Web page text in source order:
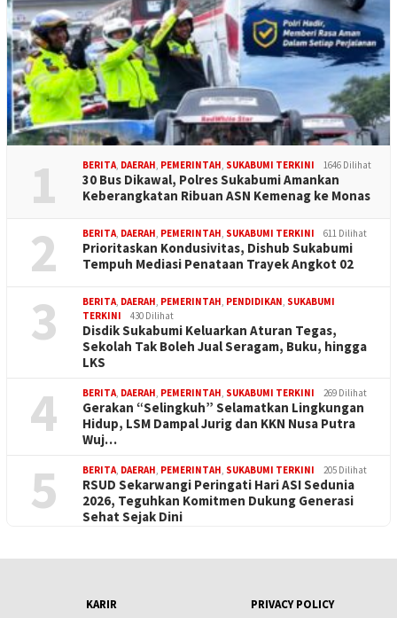
1 BERITA, DAERAH, PEMERINTAH, SUKABUMI TERKINI 1646 Dilihat
30 Bus Dikawal, Polres Sukabumi Amankan
Keberangkatan Ribuan ASN Kemenag ke Monas
2 BERITA, DAERAH, PEMERINTAH, SUKABUMI TERKINI 611 Dilihat
Prioritaskan Kondusivitas, Dishub Sukabumi
Tempuh Mediasi Penataan Trayek Angkot 02
3 BERITA, DAERAH, PEMERINTAH, PENDIDIKAN, SUKABUMI
TERKINI
430 Dilihat
Disdik Sukabumi Keluarkan Aturan Tegas,
Sekolah Tak Boleh Jual Seragam, Buku, hingga
LKS
4 BERITA, DAERAH, PEMERINTAH, SUKABUMI TERKINI 269 Dilihat
Gerakan “Selingkuh” Selamatkan Lingkungan
Hidup, LSM Dampal Jurig dan KKN Nusa Putra
Wuj…
5 BERITA, DAERAH, PEMERINTAH, SUKABUMI TERKINI 205 Dilihat
RSUD Sekarwangi Peringati Hari ASI Sedunia
2026, Teguhkan Komitmen Dukung Generasi
Sehat Sejak Dini
KARIR PRIVACY POLICY